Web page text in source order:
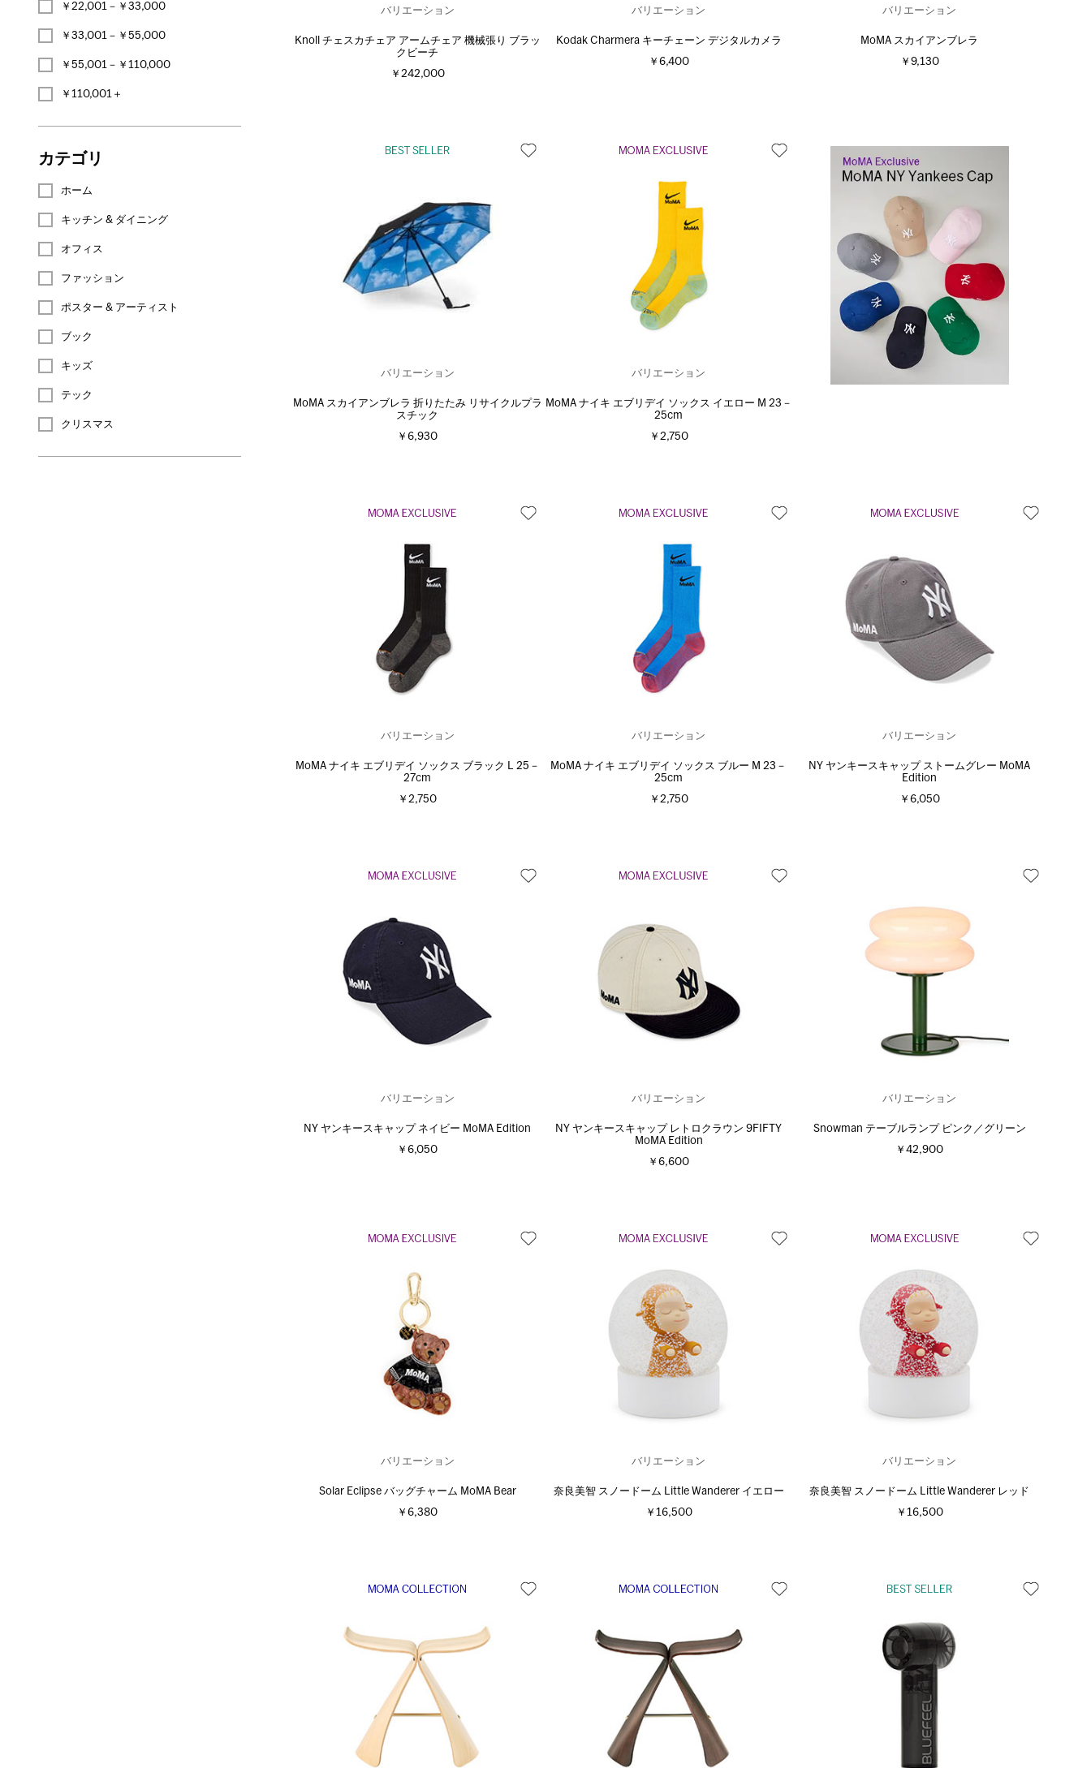
バリエーション
Knoll チェスカチェア アームチェア 機械張り ブラッ
クビーチ
￥242,000
バリエーション
Kodak Charmera キーチェーン デジタルカメラ
￥6,400
バリエーション
MoMA スカイアンブレラ
￥9,130
バリエーション
MoMA スカイアンブレラ 折りたたみ リサイクルプラ
スチック
￥6,930
バリエーション
MoMA ナイキ エブリデイ ソックス イエロー M 23－
25cm
￥2,750
バリエーション
MoMA ナイキ エブリデイ ソックス ブラック L 25－
27cm
￥2,750
バリエーション
MoMA ナイキ エブリデイ ソックス ブルー M 23－
25cm
￥2,750
バリエーション
NY ヤンキースキャップ ストームグレー MoMA
Edition
￥6,050
バリエーション
NY ヤンキースキャップ ネイビー MoMA Edition
￥6,050
バリエーション
NY ヤンキースキャップ レトロクラウン 9FIFTY
MoMA Edition
￥6,600
バリエーション
Snowman テーブルランプ ピンク／グリーン
￥42,900
バリエーション
Solar Eclipse バッグチャーム MoMA Bear
￥6,380
バリエーション
奈良美智 スノードーム Little Wanderer イエロー
￥16,500
バリエーション
奈良美智 スノードーム Little Wanderer レッド
￥16,500
￥22,001－￥33,000
￥33,001－￥55,000
￥55,001－￥110,000
￥110,001＋
カテゴリ
ホーム
キッチン & ダイニング
オフィス
ファッション
ポスター & アーティスト
ブック
キッズ
テック
クリスマス